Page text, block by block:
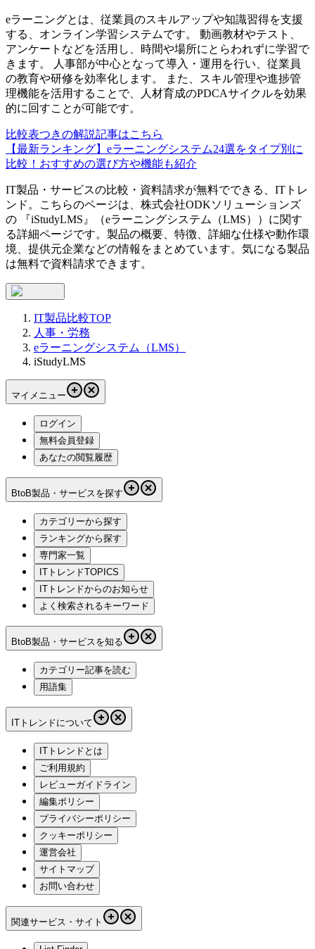
eラーニングとは、従業員のスキルアップや知識習得を支援
する、オンライン学習システムです。 動画教材やテスト、
アンケートなどを活用し、時間や場所にとらわれずに学習で
きます。 人事部が中心となって導入・運用を行い、従業員
の教育や研修を効率化します。 また、スキル管理や進捗管
理機能を活用することで、人材育成のPDCAサイクルを効果
的に回すことが可能です。
比較表つきの解説記事はこちら
【最新ランキング】eラーニングシステム24選をタイプ別に
比較！おすすめの選び方や機能も紹介
IT製品・サービスの比較・資料請求が無料でできる、ITトレ
ンド。こちらのページは、 株式会社ODKソリューションズ
の 『iStudyLMS 』（eラーニングシステム（LMS）
）に関す
る詳細ページです。製品の概要、特徴、詳細な仕様や動作環
境、提供元企業などの情報をまとめています。気になる製品
は無料で資料請求できます。
IT製品比較TOP
人事・労務
eラーニングシステム（LMS）
iStudyLMS
マイメニュー
ログイン
無料会員登録
あなたの閲覧履歴
BtoB製品・サービスを探す
カテゴリーから探す
ランキングから探す
専門家一覧
ITトレンドTOPICS
ITトレンドからのお知らせ
よく検索されるキーワード
BtoB製品・サービスを知る
カテゴリー記事を読む
用語集
ITトレンドについて
ITトレンドとは
ご利用規約
レビューガイドライン
編集ポリシー
プライバシーポリシー
クッキーポリシー
運営会社
サイトマップ
お問い合わせ
関連サービス・サイト